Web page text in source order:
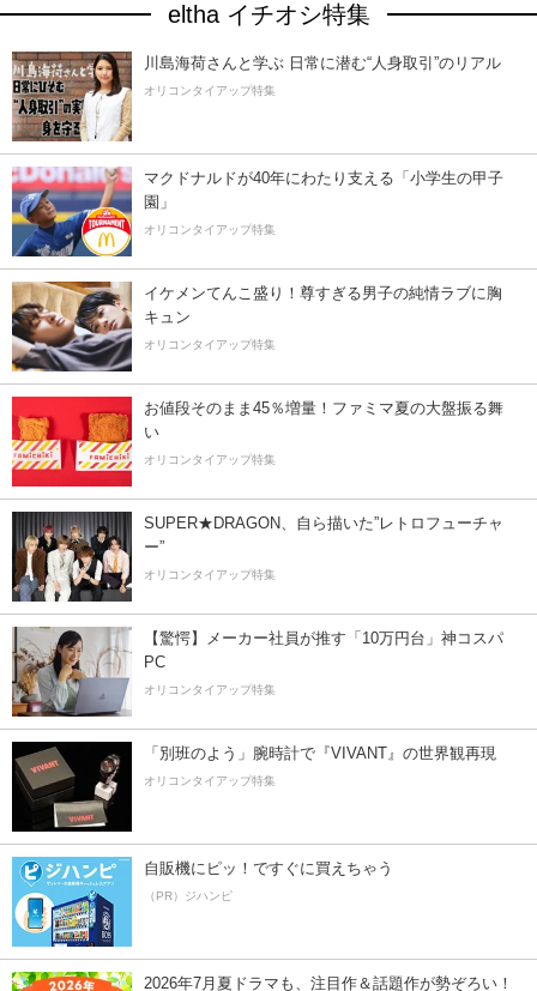
eltha イチオシ特集
川島海荷さんと学ぶ 日常に潜む“人身取引”のリアル
オリコンタイアップ特集
マクドナルドが40年にわたり支える「小学生の甲子
園」
オリコンタイアップ特集
イケメンてんこ盛り！尊すぎる男子の純情ラブに胸
キュン
オリコンタイアップ特集
お値段そのまま45％増量！ファミマ夏の大盤振る舞
い
オリコンタイアップ特集
SUPER★DRAGON、自ら描いた”レトロフューチャ
ー”
オリコンタイアップ特集
【驚愕】メーカー社員が推す「10万円台」神コスパ
PC
オリコンタイアップ特集
「別班のよう」腕時計で『VIVANT』の世界観再現
オリコンタイアップ特集
自販機にピッ！ですぐに買えちゃう
（PR）ジハンピ
2026年7月夏ドラマも、注目作＆話題作が勢ぞろい！